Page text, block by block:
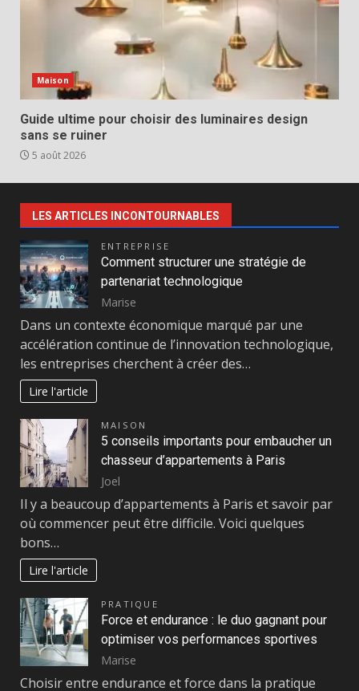
Maison
Guide ultime pour choisir des luminaires design
sans se ruiner
5 août 2026
LES ARTICLES INCONTOURNABLES
ENTREPRISE
Comment structurer une stratégie de
partenariat technologique
Marise
Dans un contexte économique marqué par une
accélération continue de l’innovation technologique,
les entreprises cherchent à créer des…
Lire l'article
MAISON
5 conseils importants pour embaucher un
chasseur d’appartements à Paris
Joel
Il y a beaucoup d’appartements à Paris et savoir par
où commencer peut être difficile. Voici quelques
bons…
Lire l'article
PRATIQUE
Force et endurance : le duo gagnant pour
optimiser vos performances sportives
Marise
Choisir entre endurance et force dans la pratique